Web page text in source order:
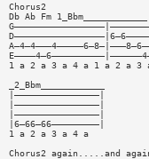
Chorus2
Db Ab Fm 1_Bbm____________
1 a 2 a 3 a 4 a 1 a 2 a 3
_2_Bbm____________
|————————————————|
|————————————————|
|————————————————|
|6—66—66—————————|
1 a 2 a 3 a 4 a
Chorus2 again.....and